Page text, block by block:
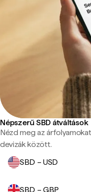
Népszerű SBD átváltások
Nézd meg az
devizák között.
SBD – USD
SBD – GBP